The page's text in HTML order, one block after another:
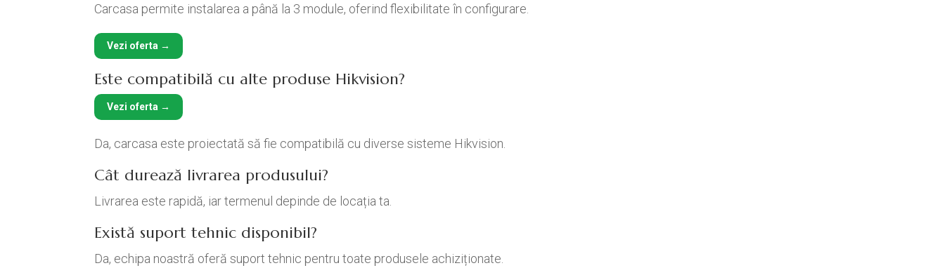
Carcasa permite instalarea a până la 3 module, oferind flexibilitate în configurare.
Vezi oferta →
Este compatibilă cu alte produse Hikvision?
Vezi oferta →
Da, carcasa este proiectată să fie compatibilă cu diverse sisteme Hikvision.
Cât durează livrarea produsului?
Livrarea este rapidă, iar termenul depinde de locația ta.
Există suport tehnic disponibil?
Da, echipa noastră oferă suport tehnic pentru toate produsele achiziționate.